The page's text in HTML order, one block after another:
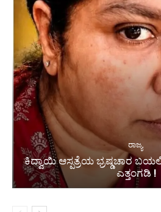
ರಾಜ್ಯ
ಕಿದ್ವಾಯಿ ಆಸ್ಪತ್ರೆಯ ಭ್ರಷ್ಡಚಾರ
ಎತ್ತಂಗಡಿ !